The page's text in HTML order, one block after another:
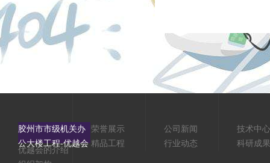
胶州市市级机关办
公大楼工程-优越会
优越会的介绍
荣誉展示
精品工程
公司新闻
行业动态
技术中心
科研成果